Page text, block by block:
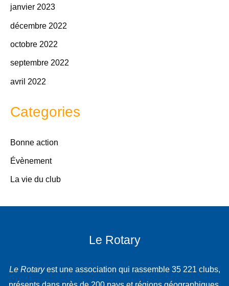
janvier 2023
décembre 2022
octobre 2022
septembre 2022
avril 2022
Categories
Bonne action
Évènement
La vie du club
Le Rotary
Le Rotaryest une association qui rassemble 35 221 clubs,